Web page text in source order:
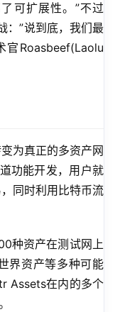
可扩展性。”不过
：”说到底，我们最
Roasbeef(Laolu
为真正的多资产网
功能开发，用户就
同时利用比特币流
种资产在测试网上
界资产等多种可能
Assets在内的多个